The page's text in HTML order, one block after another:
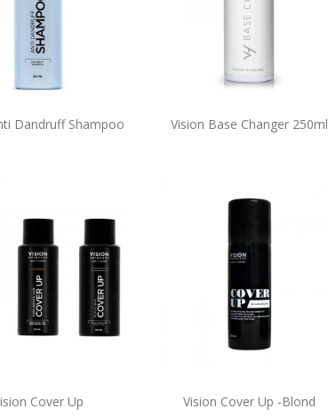
Dandruff Shampoo Vision Base Changer 250ml
Cover Up Vision Cover Up -Blond